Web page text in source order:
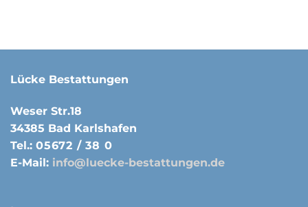
Lücke Bestattungen
Weser Str.18
34385 Bad Karlshafen
Tel.: 05672 / 38 0
E-Mail: info@luecke-bestattungen.de